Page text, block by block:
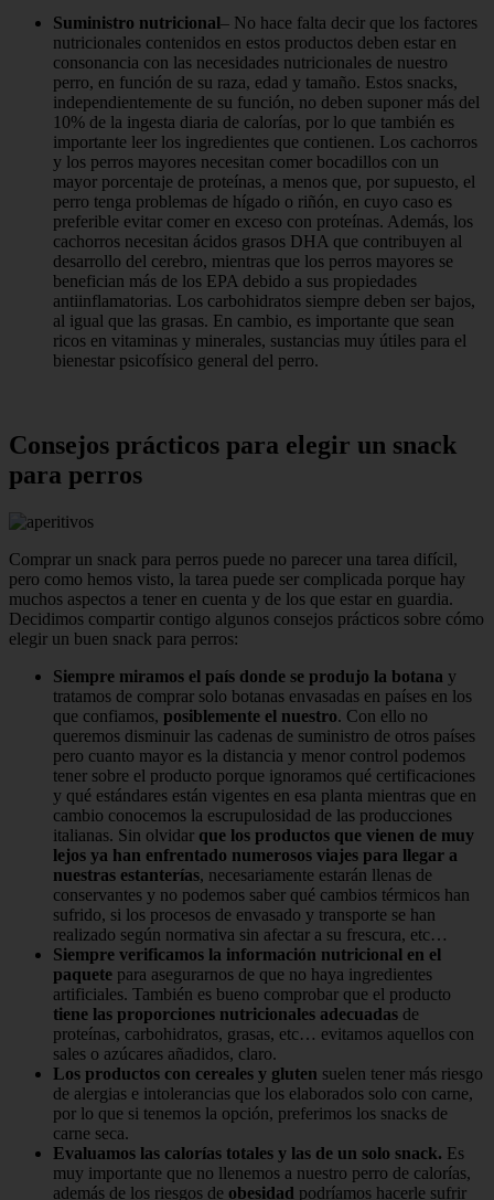
Suministro nutricional– No hace falta decir que los factores
nutricionales contenidos en estos productos deben estar en
consonancia con las necesidades nutricionales de nuestro
perro, en función de su raza, edad y tamaño. Estos snacks,
independientemente de su función, no deben suponer más del
10% de la ingesta diaria de calorías, por lo que también es
importante leer los ingredientes que contienen. Los cachorros
y los perros mayores necesitan comer bocadillos con un
mayor porcentaje de proteínas, a menos que, por supuesto, el
perro tenga problemas de hígado o riñón, en cuyo caso es
preferible evitar comer en exceso con proteínas. Además, los
cachorros necesitan ácidos grasos DHA que contribuyen al
desarrollo del cerebro, mientras que los perros mayores se
benefician más de los EPA debido a sus propiedades
antiinflamatorias. Los carbohidratos siempre deben ser bajos,
al igual que las grasas. En cambio, es importante que sean
ricos en vitaminas y minerales, sustancias muy útiles para el
bienestar psicofísico general del perro.
Consejos prácticos para elegir un snack
para perros
Comprar un snack para perros puede no parecer una tarea difícil,
pero como hemos visto, la tarea puede ser complicada porque hay
muchos aspectos a tener en cuenta y de los que estar en guardia.
Decidimos compartir contigo algunos consejos prácticos sobre cómo
elegir un buen snack para perros:
Siempre miramos el país donde se produjo la botana y
tratamos de comprar solo botanas envasadas en países en los
que confiamos, posiblemente el nuestro. Con ello no
queremos disminuir las cadenas de suministro de otros países
pero cuanto mayor es la distancia y menor control podemos
tener sobre el producto porque ignoramos qué certificaciones
y qué estándares están vigentes en esa planta mientras que en
cambio conocemos la escrupulosidad de las producciones
italianas. Sin olvidar que los productos que vienen de muy
lejos ya han enfrentado numerosos viajes para llegar a
nuestras estanterías, necesariamente estarán llenas de
conservantes y no podemos saber qué cambios térmicos han
sufrido, si los procesos de envasado y transporte se han
realizado según normativa sin afectar a su frescura, etc…
Siempre verificamos la información nutricional en el
paquete para asegurarnos de que no haya ingredientes
artificiales. También es bueno comprobar que el producto
tiene las proporciones nutricionales adecuadas de
proteínas, carbohidratos, grasas, etc… evitamos aquellos con
sales o azúcares añadidos, claro.
Los productos con cereales y gluten suelen tener más riesgo
de alergias e intolerancias que los elaborados solo con carne,
por lo que si tenemos la opción, preferimos los snacks de
carne seca.
Evaluamos las calorías totales y las de un solo snack. Es
muy importante que no llenemos a nuestro perro de calorías,
además de los riesgos de obesidad podríamos hacerle sufrir